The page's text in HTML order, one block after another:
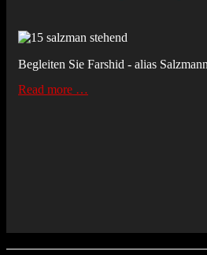
Begleiten Sie Farshid - alias
Read more …